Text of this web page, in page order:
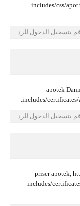
الدخول للرد
includes/
الدخول للرد
priser
includes/